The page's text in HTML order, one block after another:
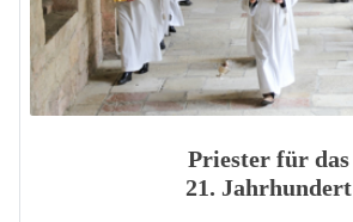
Priester für das
21. Jahrhundert